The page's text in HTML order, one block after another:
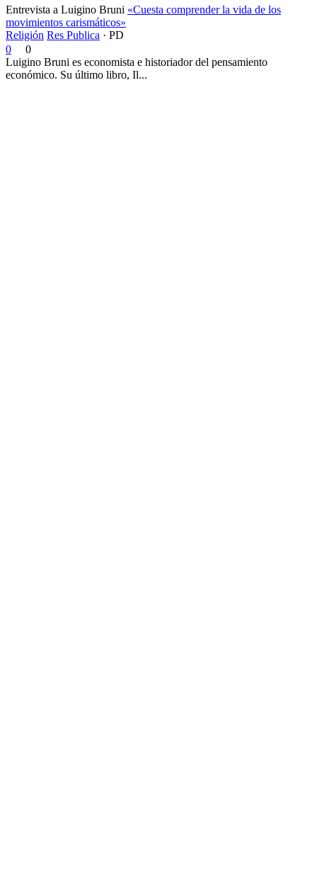
Entrevista a Luigino Bruni «Cuesta comprender la vida de los
movimientos carismáticos»
Religión Res Publica · PD
0
0
Luigino Bruni es economista e historiador del pensamiento
económico. Su último libro, Il...